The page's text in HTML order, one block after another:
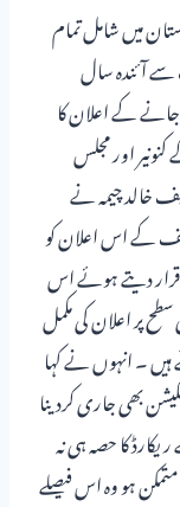
میں شامل تمام
آئندہ سال
جانے کے اعلان کا
اور مجلس
خالد چیمہ نے
کے اس اعلان کو
دیتے ہوئے اس
پر اعلان کی مکمل
۔ انہوں نے کہا
بھی جاری کردینا
کا حصہ ہی نہ
ہو وہ اس فیصلے